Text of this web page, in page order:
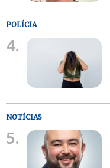
POLÍCIA
4.
NOTÍCIAS
5.